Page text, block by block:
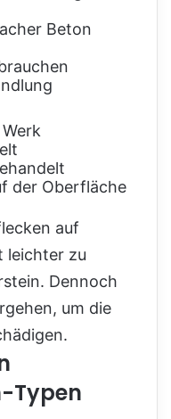
Beton
der Oberfläche
auf
leichter zu
Dennoch
um die
Typen